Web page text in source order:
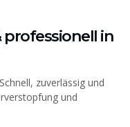
in
zuverlässig und
und